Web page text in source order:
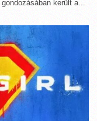
került a...